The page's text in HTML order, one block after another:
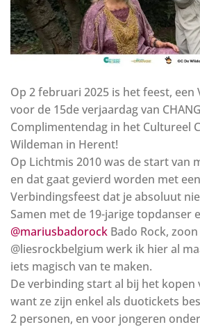
Op 2 februari 2025 is het feest,
voor de 15de verjaardag van
Complimentendag in het Cultureel
Wildeman in Herent!
Op Lichtmis 2010 was de start van
en dat gaat gevierd worden met
Verbindingsfeest dat je absoluut
Samen met de 19-jarige topdanser
@mariusbadorock Bado Rock,
@liesrockbelgium werk ik hier al
iets magisch van te maken.
De verbinding start al bij het kopen
want ze zijn enkel als duotickets
2 personen, en voor jongeren